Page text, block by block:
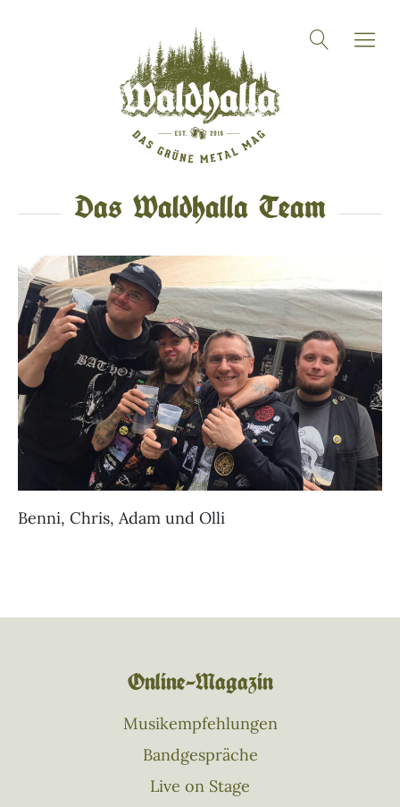
Das Waldhalla Team
Benni, Chris, Adam und Olli
Online–Magazin
Musikempfehlungen
Bandgespräche
Live on Stage